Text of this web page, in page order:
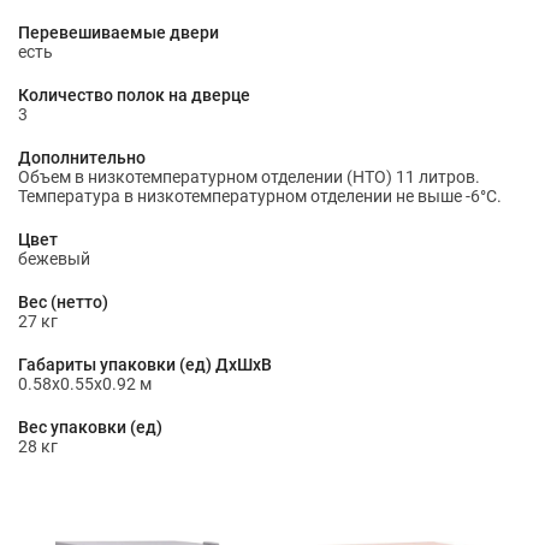
Перевешиваемые двери
есть
Количество полок на дверце
3
Дополнительно
Объем в низкотемпературном отделении (НТО) 11 литров.
Температура в низкотемпературном отделении не выше -6°C.
Цвет
бежевый
Вес (нетто)
27 кг
Габариты упаковки (ед) ДхШхВ
0.58x0.55x0.92 м
Вес упаковки (ед)
28 кг